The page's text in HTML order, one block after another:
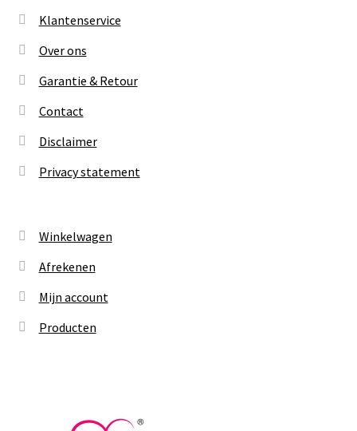
Klantenservice
Over ons
Garantie & Retour
Contact
Disclaimer
Privacy statement
Winkelwagen
Afrekenen
Mijn account
Producten